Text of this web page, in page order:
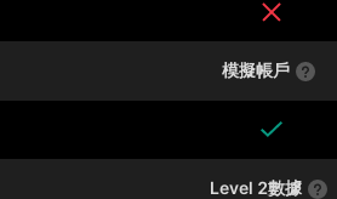
模擬帳戶
Level 2數據